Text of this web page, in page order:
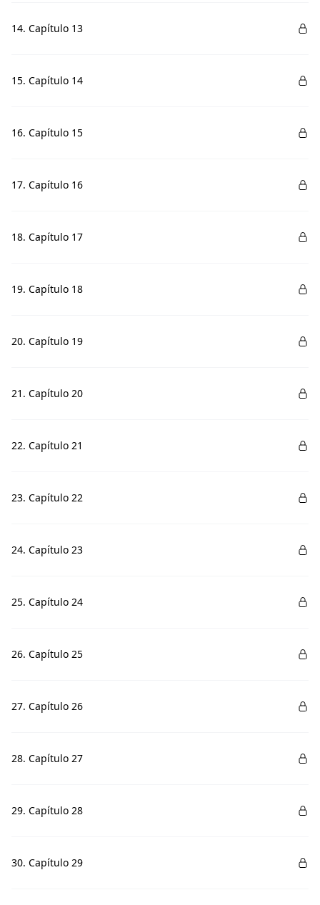
14. Capítulo 13
15. Capítulo 14
16. Capítulo 15
17. Capítulo 16
18. Capítulo 17
19. Capítulo 18
20. Capítulo 19
21. Capítulo 20
22. Capítulo 21
23. Capítulo 22
24. Capítulo 23
25. Capítulo 24
26. Capítulo 25
27. Capítulo 26
28. Capítulo 27
29. Capítulo 28
30. Capítulo 29